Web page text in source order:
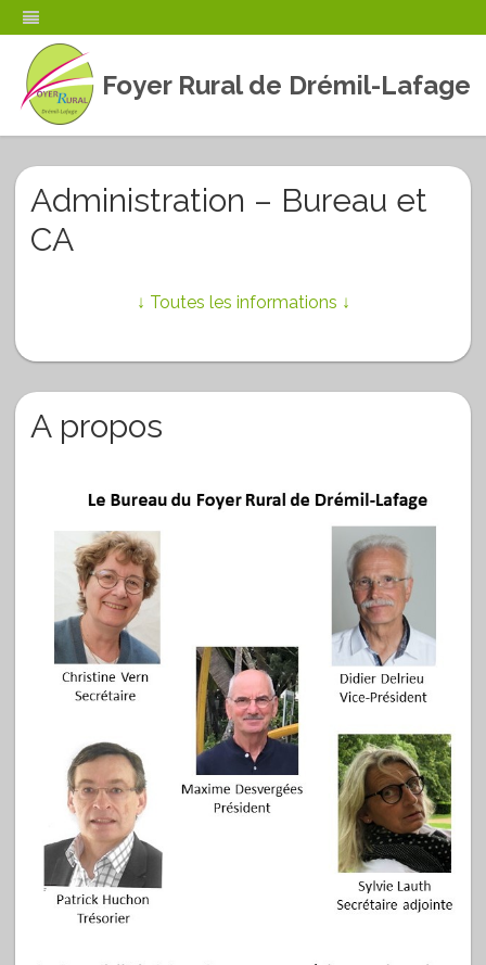
Foyer Rural de Drémil-Lafage
Skip
content
Administration – Bureau et
CA
↓ Toutes les informations ↓
A propos